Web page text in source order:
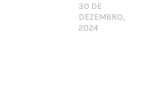
30 DE
DEZEMBRO,
2024